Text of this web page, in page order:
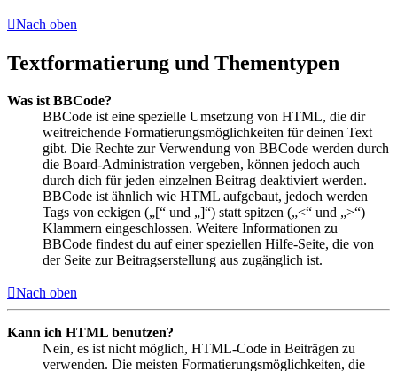
Nach oben
Textformatierung und Thementypen
Was ist BBCode?
BBCode ist eine spezielle Umsetzung von HTML, die dir
weitreichende Formatierungsmöglichkeiten für deinen Text
gibt. Die Rechte zur Verwendung von BBCode werden durch
die Board-Administration vergeben, können jedoch auch
durch dich für jeden einzelnen Beitrag deaktiviert werden.
BBCode ist ähnlich wie HTML aufgebaut, jedoch werden
Tags von eckigen („[“ und „]“) statt spitzen („<“ und „>“)
Klammern eingeschlossen. Weitere Informationen zu
BBCode findest du auf einer speziellen Hilfe-Seite, die von
der Seite zur Beitragserstellung aus zugänglich ist.
Nach oben
Kann ich HTML benutzen?
Nein, es ist nicht möglich, HTML-Code in Beiträgen zu
verwenden. Die meisten Formatierungsmöglichkeiten, die